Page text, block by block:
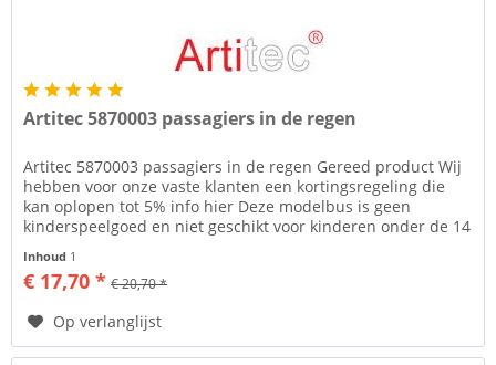
Artitec 5870003 passagiers in de regen
Artitec 5870003 passagiers in de regen Gereed product Wij
hebben voor onze vaste klanten een kortingsregeling die
kan oplopen tot 5% info hier Deze modelbus is geen
kinderspeelgoed en niet geschikt voor kinderen onder de 14
Inhoud 1
€ 17,70 * € 20,70 *
Op verlanglijst